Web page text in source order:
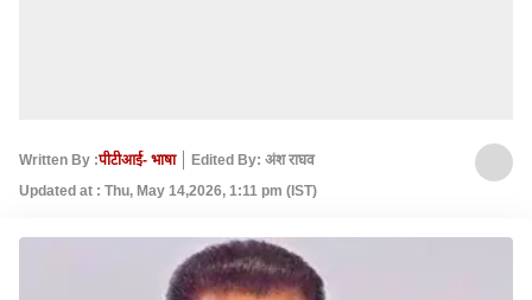
Written By :पीटीआई- भाषा
Edited By: अंश राघव
Updated at : Thu, May 14,2026, 1:11 pm (IST)